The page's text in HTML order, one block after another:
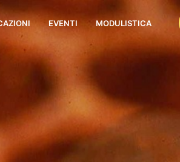
EVENTI MODULISTICA